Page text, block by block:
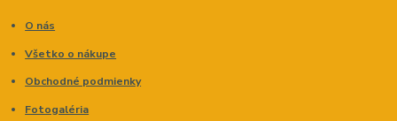
O nás
Všetko o nákupe
Obchodné podmienky
Fotogaléria